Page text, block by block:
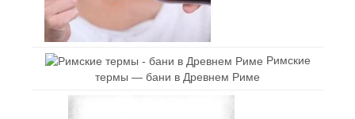
Римские
термы — бани в Древнем Риме